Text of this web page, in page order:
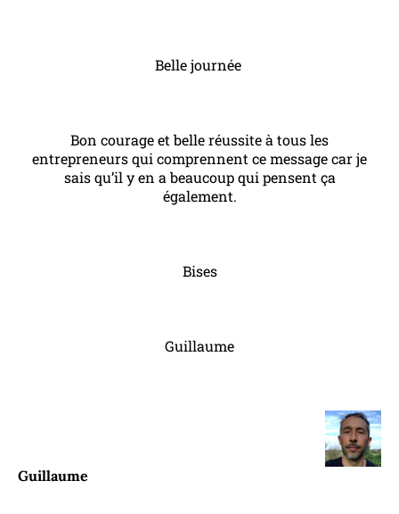
Belle journée
Bon courage et belle réussite à tous les
entrepreneurs qui comprennent ce message car je
sais qu’il y en a beaucoup qui pensent ça
également.
Bises
Guillaume
Guillaume